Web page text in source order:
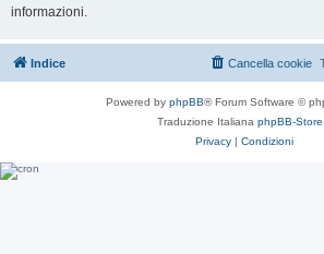
informazioni.
Indice Cancella cookie
Powered by phpBB® Forum Software ©
Traduzione Italiana phpBB-
Privacy | Condizioni